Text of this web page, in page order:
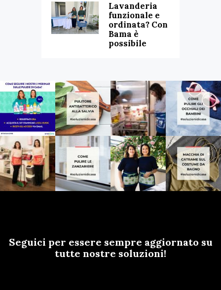
Lavanderia
funzionale e
ordinata? Con
Bama è
possibile
Seguici per essere sempre aggiornato su
tutte nostre soluzioni!